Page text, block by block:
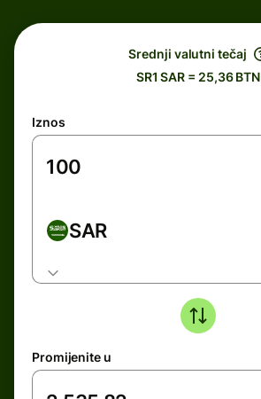
Srednji valutni tečaj
SR1 SAR = 25,36 BTN
Iznos
SAR
Promijenite u